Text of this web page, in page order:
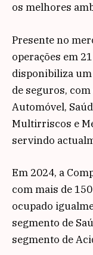
os melhores
Presente no
operações em
disponibiliza
de seguros,
Automóvel,
Multirriscos e
servindo
Em 2024, a
com mais de
ocupado
segmento de
segmento de